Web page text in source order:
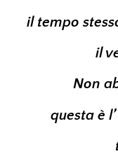
il tempo
il
Non
questa è